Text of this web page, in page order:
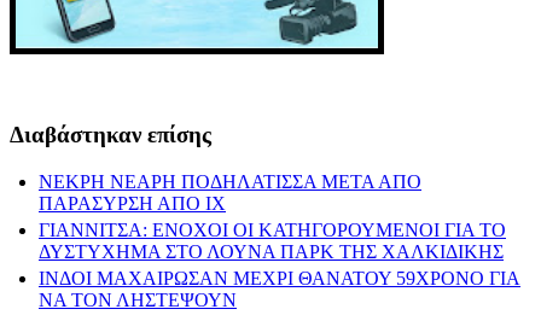
Διαβάστηκαν επίσης
ΝΕΚΡΗ ΝΕΑΡΗ ΠΟΔΗΛΑΤΙΣΣΑ ΜΕΤΑ ΑΠΟ
ΠΑΡΑΣΥΡΣΗ ΑΠΟ ΙΧ
ΓΙΑΝΝΙΤΣΑ: ΕΝΟΧΟΙ ΟΙ ΚΑΤΗΓΟΡΟΥΜΕΝΟΙ ΓΙΑ ΤΟ
ΔΥΣΤΥΧΗΜΑ ΣΤΟ ΛΟΥΝΑ ΠΑΡΚ ΤΗΣ ΧΑΛΚΙΔΙΚΗΣ
ΙΝΔΟΙ ΜΑΧΑΙΡΩΣΑΝ ΜΕΧΡΙ ΘΑΝΑΤΟΥ 59ΧΡΟΝΟ ΓΙΑ
ΝΑ ΤΟΝ ΛΗΣΤΕΨΟΥΝ